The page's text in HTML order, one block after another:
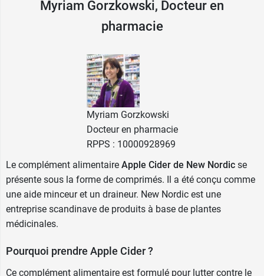
Apple Cider
est le premier comprimé à base de
vinaigre de cidre de Pomme déshydraté, un
quantités et de profiter de ses bienfaits. Chaque
comprimé contient 720 mg de vinaigre de cidre
de Pomme, associé à des extraits concentrés de
Pissenlit et d'Artichaut dont l'action drainante
permet d'éliminer l'eau excédentaire des tissus et
favorise la perte de poids. Ces ingrédients
végétaux sont complétés par de la Choline, un
nutriment essentiel à la bonne digestion des
graisses.
Pureté absolue : Apple Cider™ ne contient pas de
gélatine, de sucre, de sel, de gluten, de levure, de
de crustacés et d'arachide.
Myriam Gorzkowski, Docteur en
pharmacie
Myriam Gorzkowski
Docteur en pharmacie
RPPS : 10000928969
Le complément alimentaire Apple Cider de New Nordic se
présente sous la forme de comprimés. Il a été conçu comme
une aide minceur et un draineur. New Nordic est une
entreprise scandinave de produits à base de plantes
médicinales.
Pourquoi prendre Apple Cider ?
Ce complément alimentaire est formulé pour lutter contre le